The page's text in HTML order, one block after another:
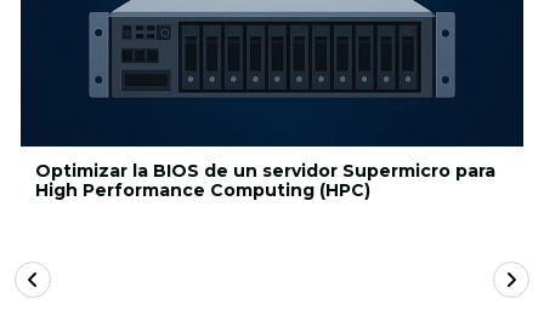
Optimizar la BIOS de un servidor Supermicro para
High Performance Computing (HPC)